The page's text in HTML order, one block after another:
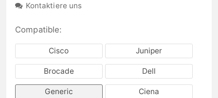
Kontaktiere uns
Compatible:
Cisco Juniper
Brocade Dell
Generic Ciena